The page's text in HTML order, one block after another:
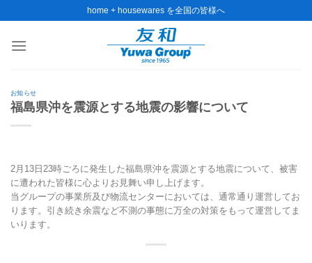
to
home + housewares を全国の皆様へ
お知らせ
福島県沖を震源とする地震の影響について
2月13日23時ごろに発生した福島県沖を震源とする地震について、被害
に遭われた皆様に心よりお見舞い申し上げます。
当グループの事業所及び物流センターにおいては、通常通り運営してお
ります。引き続き余震など不測の事態に万全の対策をもって運営してま
いります。